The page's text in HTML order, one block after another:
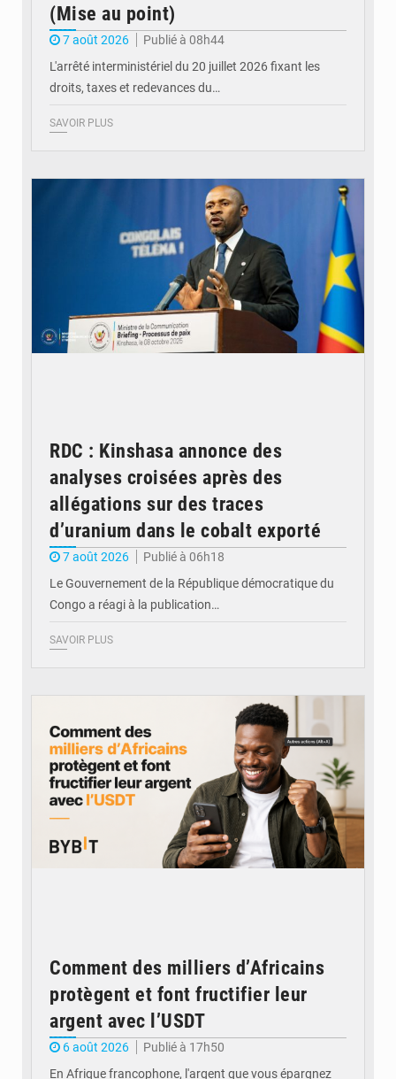
(Mise au point)
7 août 2026
Publié à 08h44
L'arrêté interministériel du 20 juillet 2026 fixant les
droits, taxes et redevances du…
SAVOIR PLUS
RDC : Kinshasa annonce des
analyses croisées après des
allégations sur des traces
d’uranium dans le cobalt exporté
7 août 2026
Publié à 06h18
Le Gouvernement de la République démocratique du
Congo a réagi à la publication…
SAVOIR PLUS
Comment des milliers d’Africains
protègent et font fructifier leur
argent avec l’USDT
6 août 2026
Publié à 17h50
En Afrique francophone, l'argent que vous épargnez